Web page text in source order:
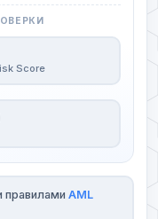
Score
правилами AML